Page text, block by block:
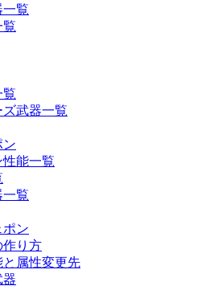
一覧
覧
覧
武器一覧
ン
能一覧
一覧
ポン
作り方
属性変更先
器